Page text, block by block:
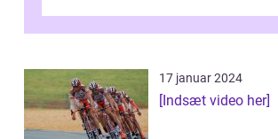
enestående præs...
17 januar 2024
[Indsæt video her]